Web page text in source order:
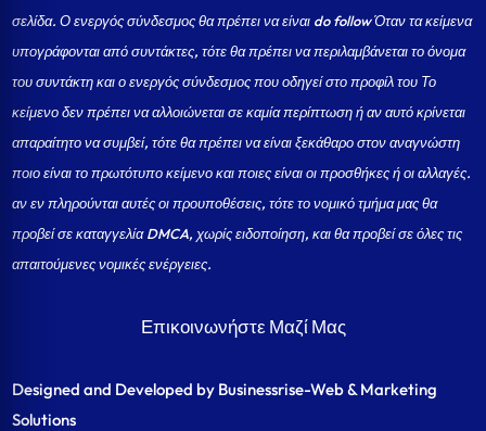
σελίδα.Ο ενεργός σύνδεσμος θα πρέπει να είναι do follow Όταν τα κείμενα
υπογράφονται από συντάκτες, τότε θα πρέπει να περιλαμβάνεται το όνομα
του συντάκτη και ο ενεργός σύνδεσμος που οδηγεί στο προφίλ του Το
κείμενο δεν πρέπει να αλλοιώνεται σε καμία περίπτωση ή αν αυτό κρίνεται
απαραίτητο να συμβεί, τότε θα πρέπει να είναι ξεκάθαρο στον αναγνώστη
ποιο είναι το πρωτότυπο κείμενο και ποιες είναι οι προσθήκες ή οι αλλαγές.
αν εν πληρούνται αυτές οι προυποθέσεις, τότε το νομικό τμήμα μας θα
προβεί σε καταγγελία DMCA, χωρίς ειδοποίηση, και θα προβεί σε όλες τις
απαιτούμενες νομικές ενέργειες.
Επικοινωνήστε Μαζί Μας
Designed and Developed by Businessrise-Web & Marketing
Solutions